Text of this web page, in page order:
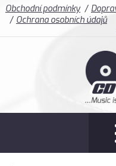
Obchodní podmínky
Ochrana osobních údajů